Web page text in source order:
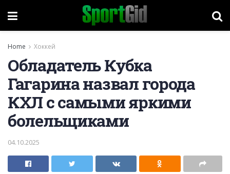
Home Хоккей
Обладатель Кубка
Гагарина назвал города
КХЛ с самыми яркими
болельщиками
04.10.2025